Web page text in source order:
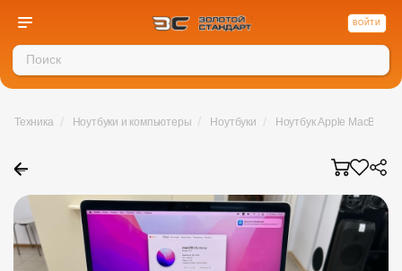
ВОЙТИ
←
Техника / Ноутбуки и компьютеры / Ноутбуки / Ноутбук Apple MacBook